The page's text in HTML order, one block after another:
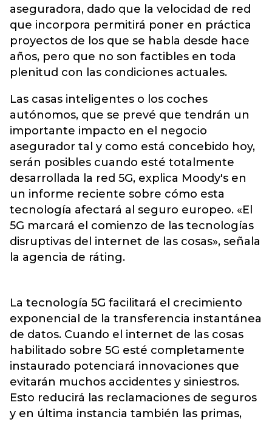
aseguradora, dado que la velocidad de red
que incorpora permitirá poner en práctica
proyectos de los que se habla desde hace
años, pero que no son factibles en toda
plenitud con las condiciones actuales.
Las casas inteligentes o los coches
autónomos, que se prevé que tendrán un
importante impacto en el negocio
asegurador tal y como está concebido hoy,
serán posibles cuando esté totalmente
desarrollada la red 5G, explica Moody's en
un informe reciente sobre cómo esta
tecnología afectará al seguro europeo. «El
5G marcará el comienzo de las tecnologías
disruptivas del internet de las cosas», señala
la agencia de ráting.
La tecnología 5G facilitará el crecimiento
exponencial de la transferencia instantánea
de datos. Cuando el internet de las cosas
habilitado sobre 5G esté completamente
instaurado potenciará innovaciones que
evitarán muchos accidentes y siniestros.
Esto reducirá las reclamaciones de seguros
y en última instancia también las primas,